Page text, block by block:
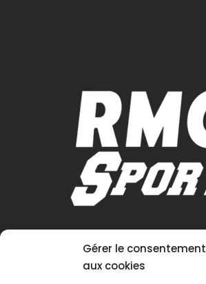
Gérer le consentement
aux cookies